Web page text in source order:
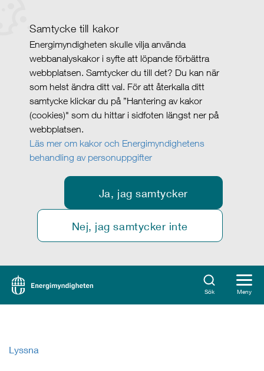
Samtycke till kakor
Energimyndigheten skulle vilja använda
webbanalyskakor i syfte att löpande förbättra
webbplatsen. Samtycker du till det? Du kan när
som helst ändra ditt val. För att återkalla ditt
samtycke klickar du på ”Hantering av kakor
(cookies)" som du hittar i sidfoten längst ner på
webbplatsen.
Läs mer om kakor och Energimyndighetens
behandling av personuppgifter
Ja, jag samtycker
Nej, jag samtycker inte
Sök Meny
Lyssna